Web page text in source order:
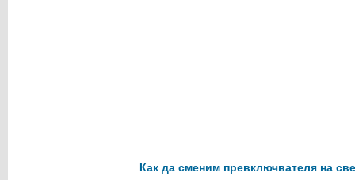
Как да сменим превключвателя на